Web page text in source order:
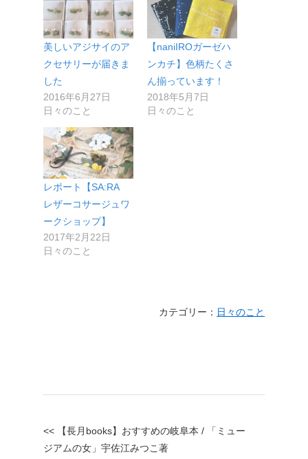
美しいアジサイのア
クセサリーが届きま
した
2016年6月27日
日々のこと
【naniIROガーゼハ
ンカチ】色柄たくさ
ん揃っています！
2018年5月7日
日々のこと
レポート【SA:RA
レザーコサージュワ
ークショップ】
2017年2月22日
日々のこと
カテゴリー： 日々のこと
<< 【長月books】おすすめの岐阜本 / 「ミュー
ジアムの女」宇佐江みつこ著